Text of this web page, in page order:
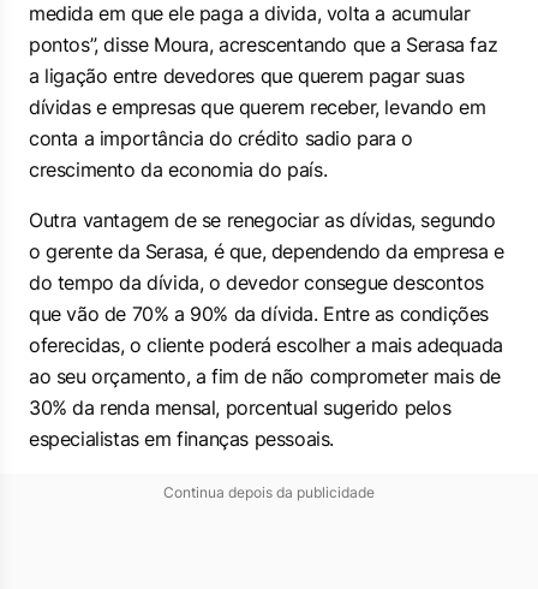
medida em que ele paga a divida, volta a acumular
pontos”, disse Moura, acrescentando que a Serasa faz
a ligação entre devedores que querem pagar suas
dívidas e empresas que querem receber, levando em
conta a importância do crédito sadio para o
crescimento da economia do país.
Outra vantagem de se renegociar as dívidas, segundo
o gerente da Serasa, é que, dependendo da empresa e
do tempo da dívida, o devedor consegue descontos
que vão de 70% a 90% da dívida. Entre as condições
oferecidas, o cliente poderá escolher a mais adequada
ao seu orçamento, a fim de não comprometer mais de
30% da renda mensal, porcentual sugerido pelos
especialistas em finanças pessoais.
Continua depois da publicidade